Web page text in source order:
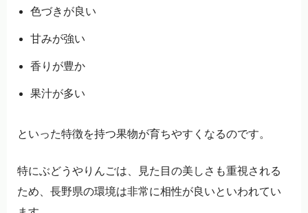
色づきが良い
甘みが強い
香りが豊か
果汁が多い
といった特徴を持つ果物が育ちやすくなるのです。
特にぶどうやりんごは、見た目の美しさも重視される
ため、長野県の環境は非常に相性が良いといわれてい